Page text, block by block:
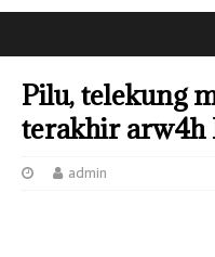
Pilu, telekung
terakhir arw4h
admin